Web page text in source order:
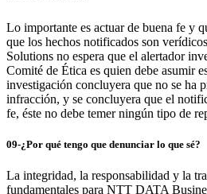
Lo importante es actuar de buena fe y
que los hechos notificados son
Solutions no espera que el alertador
Comité de Ética es quien debe asumir
investigación concluyera que no se ha
infracción, y se concluyera que el
fe, éste no debe temer ningún tipo de
09-¿Por qué tengo que denunciar lo que sé?
La integridad, la responsabilidad y la
fundamentales para NTT DATA